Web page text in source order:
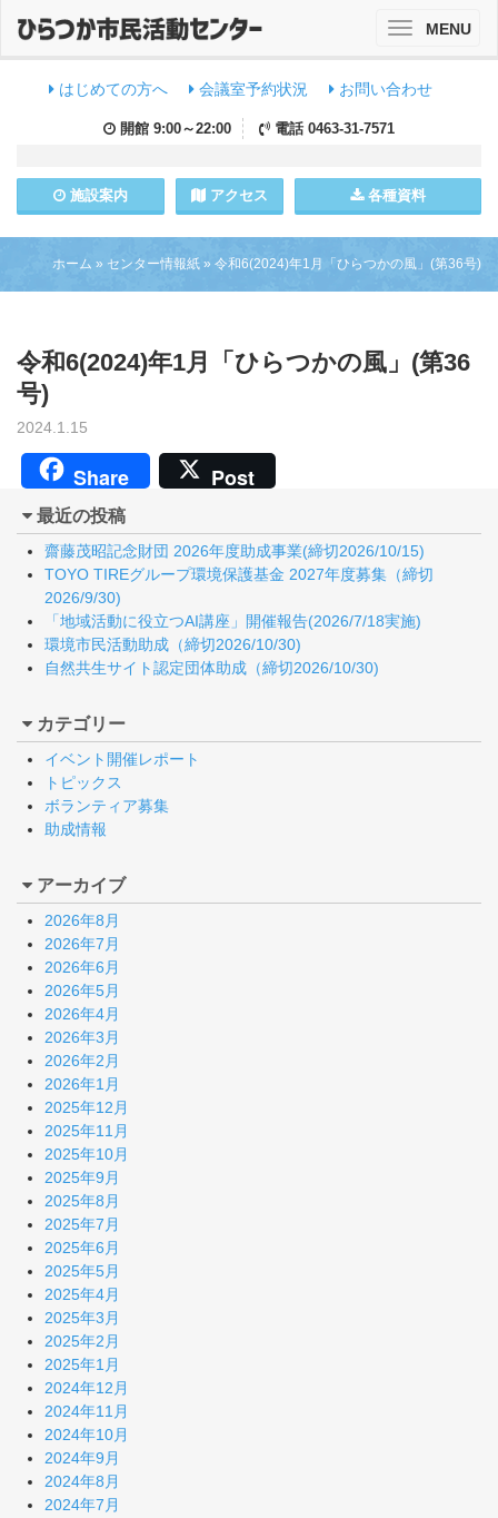
はじめての方へ 会議室予約状況 お問い合わせ
開館 9:00～22:00 電話 0463-31-7571
施設案内 アクセス 各種資料
ToggleMENU
ホーム » センター情報紙 » 令和6(2024)年1月「ひらつかの風」(第36号)
令和6(2024)年1月「ひらつかの風」(第36
号)
2024.1.15
Share Post
最近の投稿
齋藤茂昭記念財団 2026年度助成事業(締切2026/10/15)
TOYO TIREグループ環境保護基金 2027年度募集（締切
2026/9/30)
「地域活動に役立つAI講座」開催報告(2026/7/18実施)
環境市民活動助成（締切2026/10/30)
自然共生サイト認定団体助成（締切2026/10/30)
カテゴリー
イベント開催レポート
トピックス
ボランティア募集
助成情報
アーカイブ
2026年8月
2026年7月
2026年6月
2026年5月
2026年4月
2026年3月
2026年2月
2026年1月
2025年12月
2025年11月
2025年10月
2025年9月
2025年8月
2025年7月
2025年6月
2025年5月
2025年4月
2025年3月
2025年2月
2025年1月
2024年12月
2024年11月
2024年10月
2024年9月
2024年8月
2024年7月